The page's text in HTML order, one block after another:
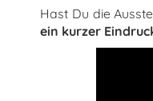
Hast Du die
ein kurzer